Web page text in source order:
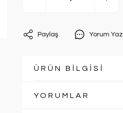
Paylaş Yorum Yaz
ÜRÜN BİLGİSİ
YORUMLAR